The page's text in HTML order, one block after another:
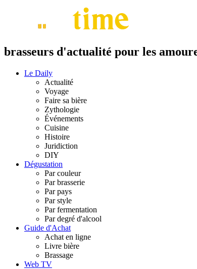
brasseurs d'actualité pour les
Le Daily
Actualité
Voyage
Faire sa bière
Zythologie
Événements
Cuisine
Histoire
Juridiction
DIY
Dégustation
Par couleur
Par brasserie
Par pays
Par style
Par fermentation
Par degré d'alcool
Guide d'Achat
Achat en ligne
Livre bière
Brassage
Web TV